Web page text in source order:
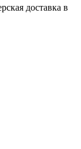
доставка в